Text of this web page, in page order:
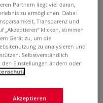
veränderten – ihre
Partnern liegt viel daran,
zu ermöglichen. Dabei
Transparenz und
„Akzeptieren“ klicken, stimmen
Gerät zu, um die
zu analysieren und
Selbstverständlich
Einstellungen ändern oder
Akzeptieren